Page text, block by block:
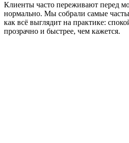
Клиенты часто переживают перед
нормально. Мы собрали самые
как всё выглядит на практике:
прозрачно и быстрее, чем кажется.